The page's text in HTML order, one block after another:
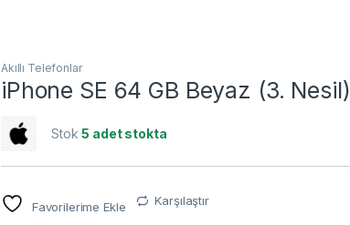
Akıllı Telefonlar
iPhone SE 64 GB Beyaz (3. Nesil)
Stok5 adet stokta
Favorilerime Ekle Karşılaştır